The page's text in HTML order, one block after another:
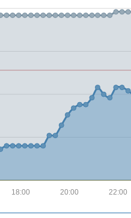
22:00
20:00
18:00